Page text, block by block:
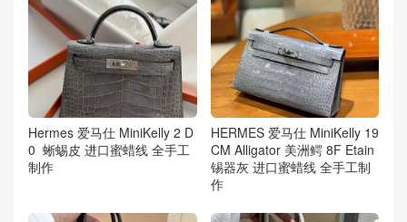
Hermes 爱马仕 MiniKelly 2 D
0 蜥蜴皮 进口蜜蜡线 全手工
制作
HERMES 爱马仕 MiniKelly 19
CM Alligator 美洲鳄 8F Etain
锡器灰 进口蜜蜡线 全手工制
作